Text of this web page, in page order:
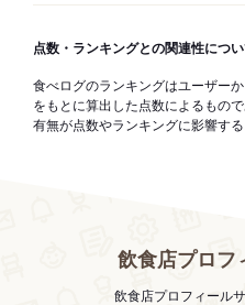
点数・ランキングとの関連性につ
食べログのランキングはユーザー
をもとに算出した点数によるもの
有無が点数やランキングに影響する
飲食店プロフ
飲食店プロフィール